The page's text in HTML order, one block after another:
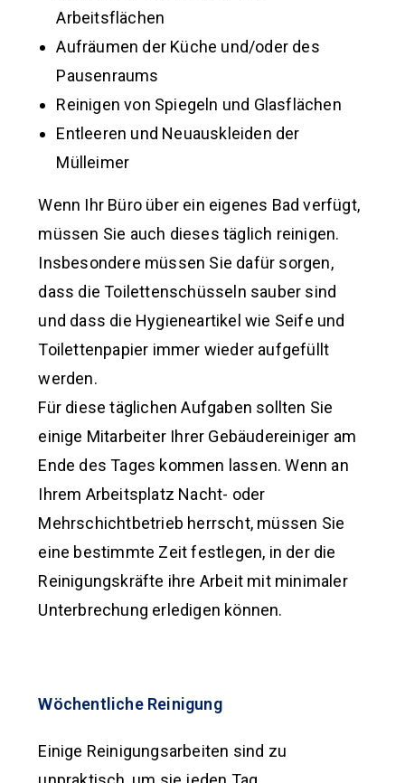
Arbeitsflächen
Aufräumen der Küche und/oder des
Pausenraums
Reinigen von Spiegeln und Glasflächen
Entleeren und Neuauskleiden der
Mülleimer
Wenn Ihr Büro über ein eigenes Bad verfügt,
müssen Sie auch dieses täglich reinigen.
Insbesondere müssen Sie dafür sorgen,
dass die Toilettenschüsseln sauber sind
und dass die Hygieneartikel wie Seife und
Toilettenpapier immer wieder aufgefüllt
werden.
Für diese täglichen Aufgaben sollten Sie
einige Mitarbeiter Ihrer Gebäudereiniger am
Ende des Tages kommen lassen. Wenn an
Ihrem Arbeitsplatz Nacht- oder
Mehrschichtbetrieb herrscht, müssen Sie
eine bestimmte Zeit festlegen, in der die
Reinigungskräfte ihre Arbeit mit minimaler
Unterbrechung erledigen können.
Wöchentliche Reinigung
Einige Reinigungsarbeiten sind zu